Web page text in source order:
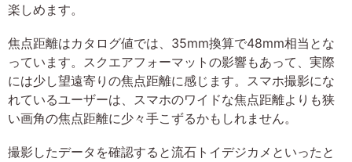
楽しめます。
焦点距離はカタログ値では、35mm換算で48mm相当とな
っています。スクエアフォーマットの影響もあって、実際
には少し望遠寄りの焦点距離に感じます。スマホ撮影にな
れているユーザーは、スマホのワイドな焦点距離よりも狭
い画角の焦点距離に少々手こずるかもしれません。
撮影したデータを確認すると流石トイデジカメといったと